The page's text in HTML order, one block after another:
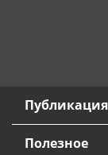
Полезное